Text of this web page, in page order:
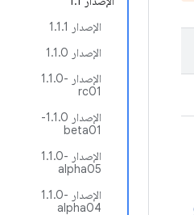
الإصدار 1.1.1
الإصدار 1.1.0
الإصدار ‎1.1.0-
rc01
الإصدار 1.1.0-
beta01
الإصدار ‎1.1.0-
alpha05
الإصدار ‎1.1.0-
alpha04